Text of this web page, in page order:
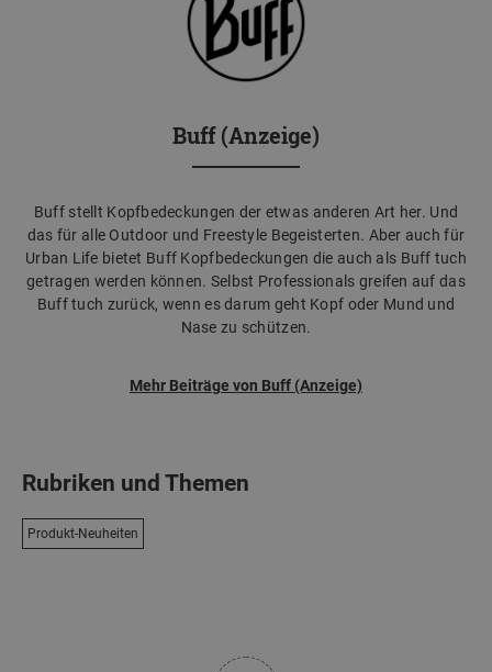
Buff (Anzeige)
Buff stellt Kopfbedeckungen der etwas anderen Art her. Und
das für alle Outdoor und Freestyle Begeisterten. Aber auch für
Urban Life bietet Buff Kopfbedeckungen die auch als Buff tuch
getragen werden können. Selbst Professionals greifen auf das
Buff tuch zurück, wenn es darum geht Kopf oder Mund und
Nase zu schützen.
Mehr Beiträge von Buff (Anzeige)
Rubriken und Themen
Produkt-Neuheiten